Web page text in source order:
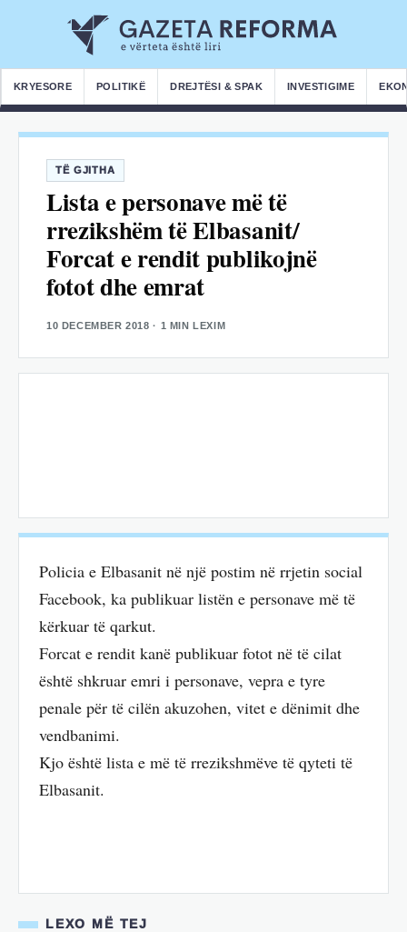
KRYESORE POLITIKË DREJTËSI & SPAK INVESTIGIME
TË GJITHA
Lista e personave më të
rrezikshëm të Elbasanit/
Forcat e rendit publikojnë
fotot dhe emrat
10 DECEMBER 2018 · 1 MIN LEXIM
Policia e Elbasanit në një postim në rrjetin social
Facebook, ka publikuar listën e personave më të
kërkuar të qarkut.
Forcat e rendit kanë publikuar fotot në të cilat
është shkruar emri i personave, vepra e tyre
penale për të cilën akuzohen, vitet e dënimit dhe
vendbanimi.
Kjo është lista e më të rrezikshmëve të qyteti të
Elbasanit.
LEXO MË TEJ